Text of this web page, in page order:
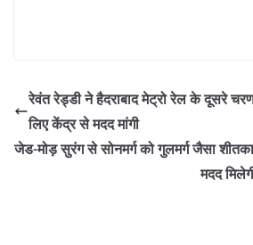
रेवंत रेड्डी ने हैदराबाद मेट्रो रेल के दूसरे
लिए केंद्र से मदद मांगी
जेड-मोड़ सुरंग से सोनमर्ग को गुलमर्ग जैसा
मदद